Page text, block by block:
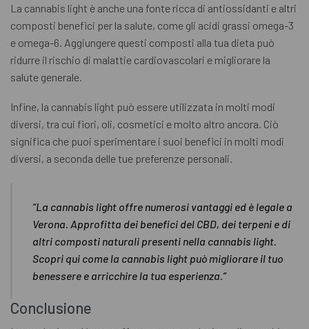
La cannabis light è anche una fonte ricca di antiossidanti e altri
composti benefici per la salute, come gli acidi grassi omega-3
e omega-6. Aggiungere questi composti alla tua dieta può
ridurre il rischio di malattie cardiovascolari e migliorare la
salute generale.
Infine, la cannabis light può essere utilizzata in molti modi
diversi, tra cui fiori, oli, cosmetici e molto altro ancora. Ciò
significa che puoi sperimentare i suoi benefici in molti modi
diversi, a seconda delle tue preferenze personali.
“La cannabis light offre numerosi vantaggi ed è legale a
Verona. Approfitta dei benefici del CBD, dei terpeni e di
altri composti naturali presenti nella cannabis light.
Scopri qui come la cannabis light può migliorare il tuo
benessere e arricchire la tua esperienza.”
Conclusione